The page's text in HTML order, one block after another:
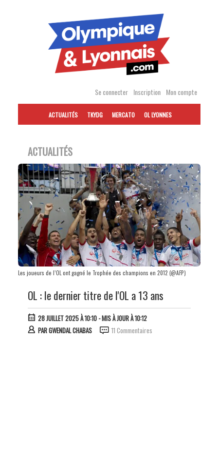
Se connecter Inscription Mon compte
ACTUALITÉS TKYDG MERCATO OL LYONNES
ACTUALITÉS
Les joueurs de l’OL ont gagné le Trophée des champions en 2012 (@AFP)
OL : le dernier titre de l'OL a 13 ans
28 JUILLET 2025 À 10:10- MIS À JOUR À 10:12
PARGWENDAL CHABAS 11 Commentaires